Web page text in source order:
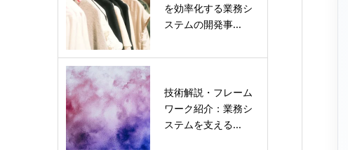
を効率化する業務シ
ステムの開発事...
技術解説・フレーム
ワーク紹介：業務シ
ステムを支える...